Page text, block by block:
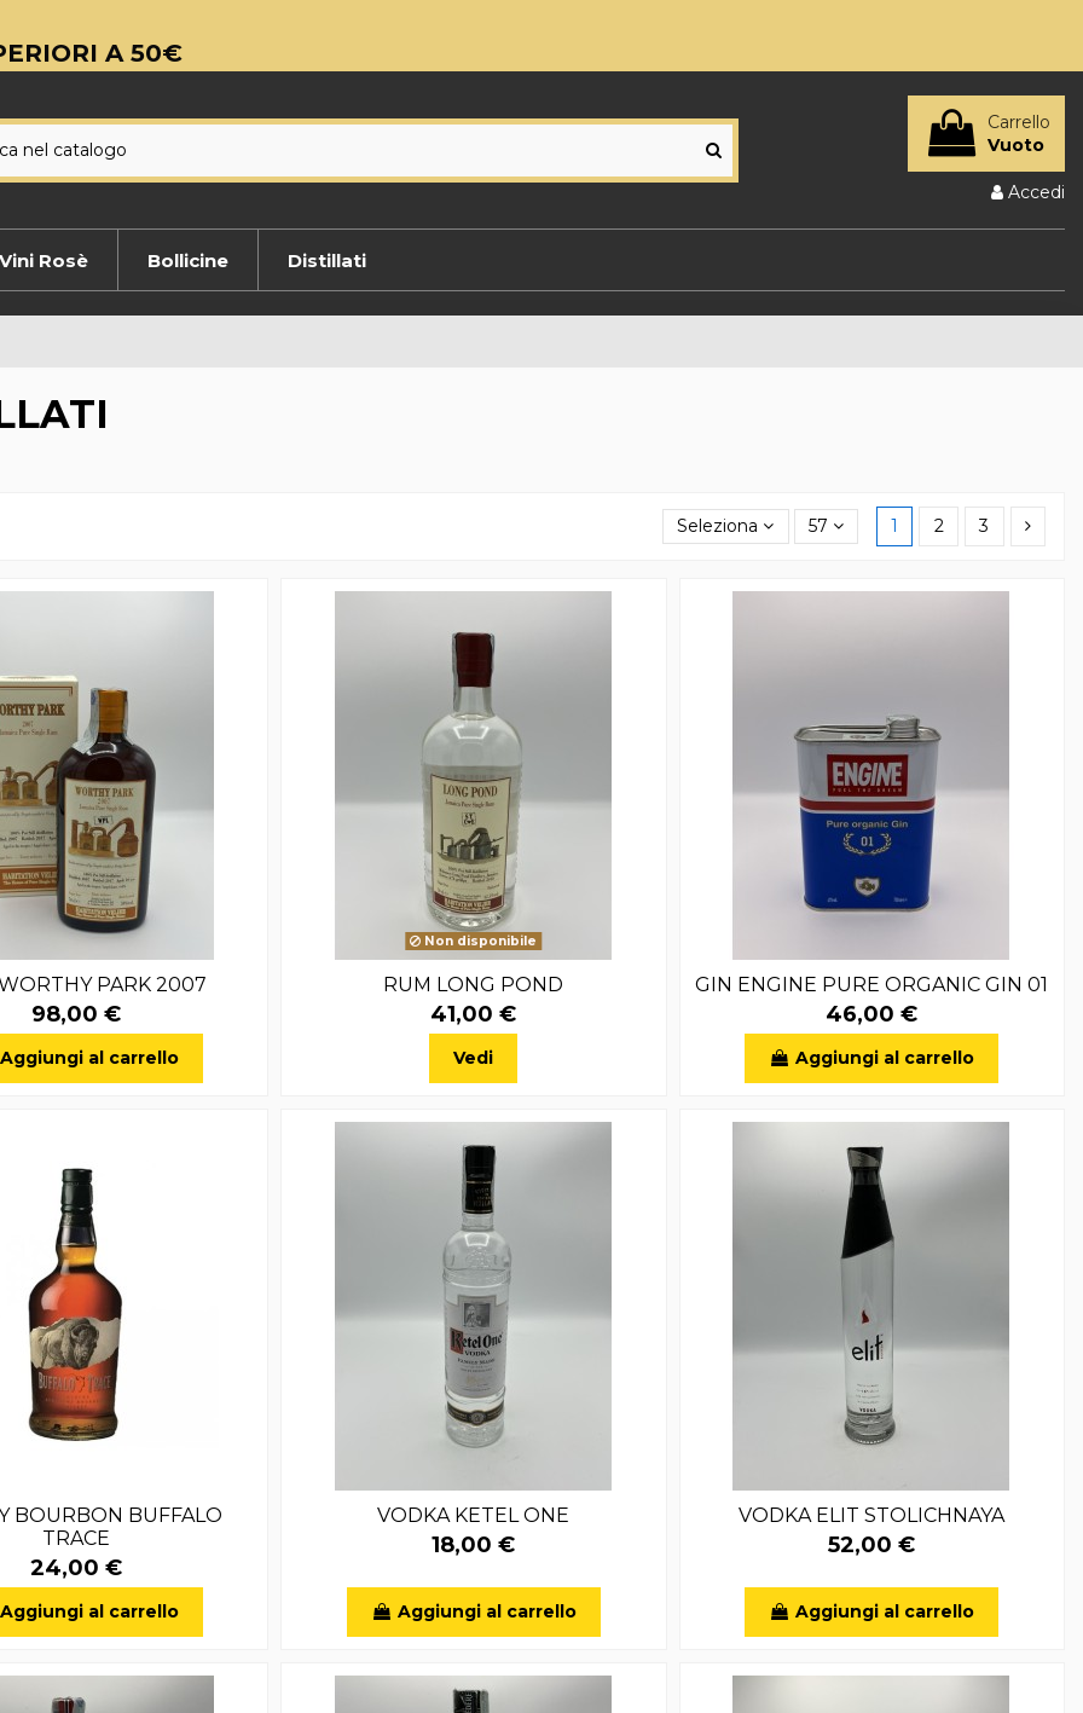
A 50€
Carrello
Vuoto
Accedi
Vini Rosè Bollicine Distillati
Seleziona 57 1 2 3
PARK 2007
98,00 €
Aggiungi al carrello
Non disponibile
RUM LONG POND
41,00 €
Vedi
GIN ENGINE PURE ORGANIC GIN 01
46,00 €
Aggiungi al carrello
BOURBON BUFFALO
TRACE
24,00 €
Aggiungi al carrello
VODKA KETEL ONE
18,00 €
Aggiungi al carrello
VODKA ELIT STOLICHNAYA
52,00 €
Aggiungi al carrello